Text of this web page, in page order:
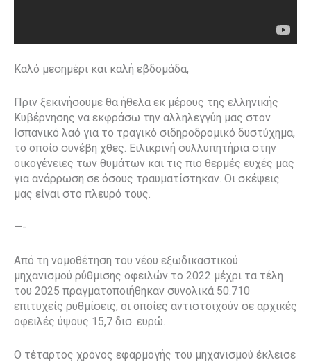
Καλό μεσημέρι και καλή εβδομάδα,
Πριν ξεκινήσουμε θα ήθελα εκ μέρους της ελληνικής
Κυβέρνησης να εκφράσω την αλληλεγγύη μας στον
Ισπανικό λαό για το τραγικό σιδηροδρομικό δυστύχημα,
το οποίο συνέβη χθες. Ειλικρινή συλλυπητήρια στην
οικογένειες των θυμάτων και τις πιο θερμές ευχές μας
για ανάρρωση σε όσους τραυματίστηκαν. Οι σκέψεις
μας είναι στο πλευρό τους.
—-
Από τη νομοθέτηση του νέου εξωδικαστικού
μηχανισμού ρύθμισης οφειλών το 2022 μέχρι τα τέλη
του 2025 πραγματοποιήθηκαν συνολικά 50.710
επιτυχείς ρυθμίσεις, οι οποίες αντιστοιχούν σε αρχικές
οφειλές ύψους 15,7 δισ. ευρώ.
O τέταρτος χρόνος εφαρμογής του μηχανισμού έκλεισε